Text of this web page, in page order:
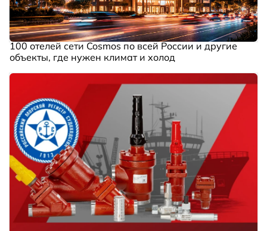
100 отелей сети Cosmos по всей России и другие
объекты, где нужен климат и холод